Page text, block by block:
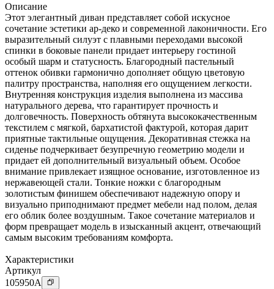
Описание
Этот элегантный диван представляет собой искусное
сочетание эстетики ар-деко и современной лаконичности. Его
выразительный силуэт с плавными переходами высокой
спинки в боковые панели придает интерьеру гостиной
особый шарм и статусность. Благородный пастельный
оттенок обивки гармонично дополняет общую цветовую
палитру пространства, наполняя его ощущением легкости.
Внутренняя конструкция изделия выполнена из массива
натурального дерева, что гарантирует прочность и
долговечность. Поверхность обтянута высококачественным
текстилем с мягкой, бархатистой фактурой, которая дарит
приятные тактильные ощущения. Декоративная стежка на
сиденье подчеркивает безупречную геометрию модели и
придает ей дополнительный визуальный объем. Особое
внимание привлекает изящное основание, изготовленное из
нержавеющей стали. Тонкие ножки с благородным
золотистым финишем обеспечивают надежную опору и
визуально приподнимают предмет мебели над полом, делая
его облик более воздушным. Такое сочетание материалов и
форм превращает модель в изысканный акцент, отвечающий
самым высоким требованиям комфорта.
Характеристики
Артикул
105950A